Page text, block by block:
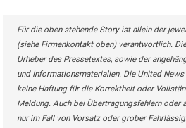
Für die oben stehende Story ist allein der
(siehe Firmenkontakt oben) verantwortlich.
Urheber des Pressetextes, sowie der
und Informationsmaterialien. Die United
keine Haftung für die Korrektheit oder
Meldung. Auch bei Übertragungsfehlern oder
nur im Fall von Vorsatz oder grober